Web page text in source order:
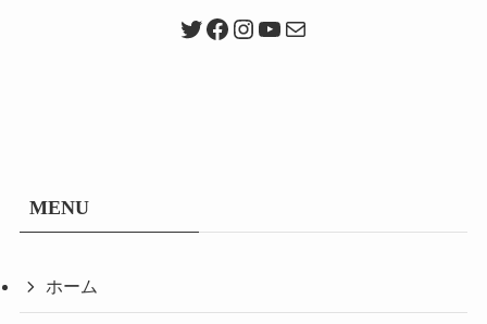
Twitter
Facebook
Instagram
YouTube
メール
MENU
ホーム